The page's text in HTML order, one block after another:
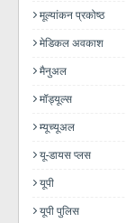
मूल्यांकन प्रकोष्ठ
मेडिकल अवकाश
मैनुअल
मॉड्यूल्स
म्यूच्यूअल
यू-डायस प्लस
यूपी
यूपी पुलिस